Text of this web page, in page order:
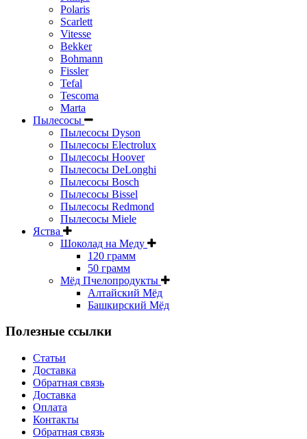
Polaris
Scarlett
Vitesse
Bekker
Bohmann
Fissler
Tefal
Tescoma
Marta
Пылесосы
Пылесосы Dyson
Пылесосы Electrolux
Пылесосы Hoover
Пылесосы DeLonghi
Пылесосы Bosch
Пылесосы Bissel
Пылесосы Redmond
Пылесосы Miele
Яства
Шоколад на Меду
120 грамм
50 грамм
Мёд Пчелопродукты
Алтайский Мёд
Башкирский Мёд
Полезные ссылки
Статьи
Доставка
Обратная связь
Доставка
Оплата
Контакты
Обратная связь